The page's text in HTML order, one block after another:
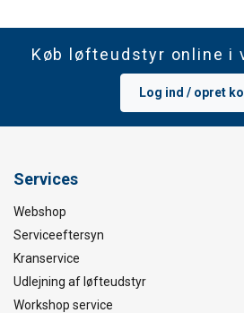
Køb løfteudstyr online i
Log ind / opret
Services
Webshop
Serviceeftersyn
Kranservice
Udlejning af løfteudstyr
Workshop service